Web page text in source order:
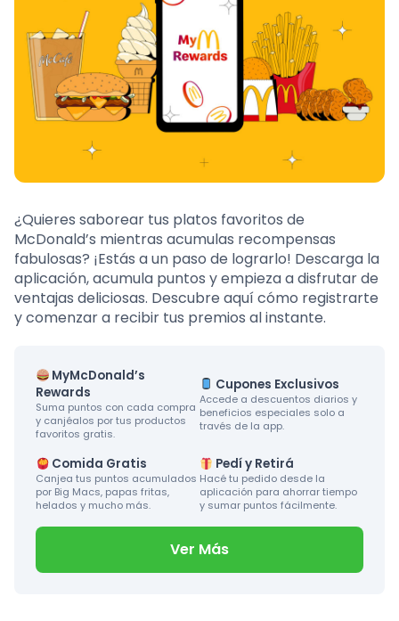
¿Quieres saborear tus platos favoritos de
McDonald’s mientras acumulas recompensas
fabulosas? ¡Estás a un paso de lograrlo! Descarga la
aplicación, acumula puntos y empieza a disfrutar de
ventajas deliciosas. Descubre aquí cómo registrarte
y comenzar a recibir tus premios al instante.
MyMcDonald’s
Rewards
Suma puntos con cada compra
y canjéalos por tus productos
favoritos gratis.
Cupones Exclusivos
Accede a descuentos diarios y
beneficios especiales solo a
través de la app.
Comida Gratis
Canjea tus puntos acumulados
por Big Macs, papas fritas,
helados y mucho más.
Pedí y Retirá
Hacé tu pedido desde la
aplicación para ahorrar tiempo
y sumar puntos fácilmente.
Ver Más